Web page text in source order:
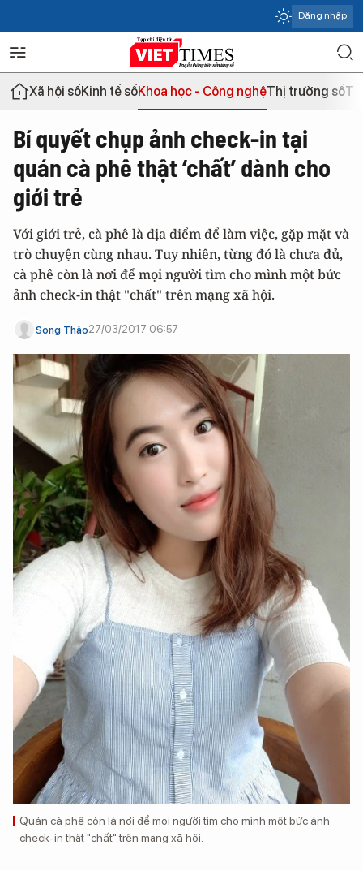
Đăng nhập
Xã hội sốKinh tế sốKhoa học - Công nghệThị trường số
Bí quyết chụp ảnh check-in tại
quán cà phê thật ‘chất’ dành cho
giới trẻ
Với giới trẻ, cà phê là địa điểm để làm việc, gặp mặt và
trò chuyện cùng nhau. Tuy nhiên, từng đó là chưa đủ,
cà phê còn là nơi để mọi người tìm cho mình một bức
ảnh check-in thật "chất" trên mạng xã hội.
Song Thảo27/03/2017 06:57
Quán cà phê còn là nơi để mọi người tìm cho mình một bức ảnh
check-in thật "chất" trên mạng xã hội.